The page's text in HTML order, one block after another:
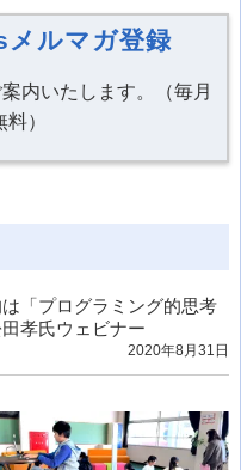
ルマガ登録
内いたします。（毎月
）
「プログラミング的思考
孝氏ウェビナー
2020年8月31日